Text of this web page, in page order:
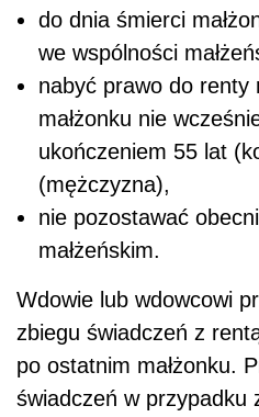
do dnia śmierci
we wspólności
nabyć prawo do renty
małżonku nie
ukończeniem 55 lat
(mężczyzna),
nie pozostawać
małżeńskim.
Wdowie lub wdowcowi
zbiegu świadczeń z
po ostatnim małżonku.
świadczeń w przypadku